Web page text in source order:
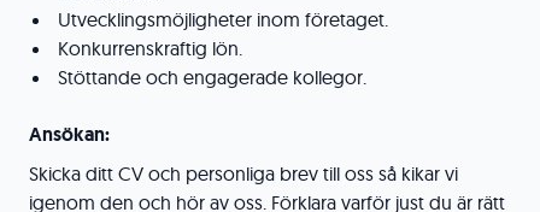
Utvecklingsmöjligheter inom företaget.
Konkurrenskraftig lön.
Stöttande och engagerade kollegor.
Ansökan:
Skicka ditt CV och personliga brev till oss så kikar vi
igenom den och hör av oss. Förklara varför just du är rätt